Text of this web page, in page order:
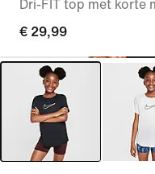
Dri-FIT top met korte
€ 29,99